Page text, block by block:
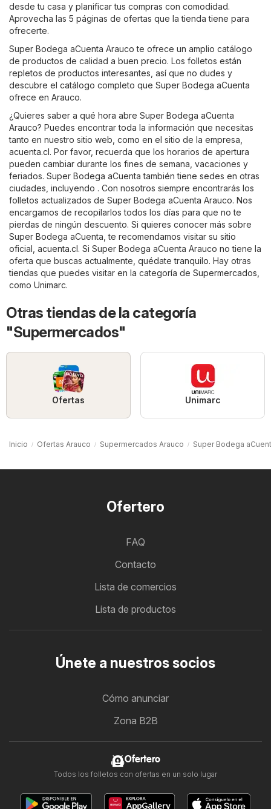
desde tu casa y planificar tus compras con comodidad.
Aprovecha las 5 páginas de ofertas que la tienda tiene para
ofrecerte.
Super Bodega aCuenta Arauco te ofrece un amplio catálogo
de productos de calidad a buen precio. Los folletos están
repletos de productos interesantes, así que no dudes y
descubre el catálogo completo que Super Bodega aCuenta
ofrece en Arauco.
¿Quieres saber a qué hora abre Super Bodega aCuenta
Arauco? Puedes encontrar toda la información que necesitas
tanto en nuestro sitio web, como en el sitio de la empresa,
acuenta.cl. Por favor, recuerda que los horarios de apertura
pueden cambiar durante los fines de semana, vacaciones y
feriados. Super Bodega aCuenta también tiene sedes en otras
ciudades, incluyendo . Con nosotros siempre encontrarás los
folletos actualizados de Super Bodega aCuenta Arauco. Nos
encargamos de recopilarlos todos los días para que no te
pierdas de ningún descuento. Si quieres conocer más sobre
Super Bodega aCuenta, te recomendamos visitar su sitio
oficial, acuenta.cl. Si Super Bodega aCuenta Arauco no tiene la
oferta que buscas actualmente, quédate tranquilo. Hay otras
tiendas que puedes visitar en la categoría de Supermercados
como Unimarc.
Otras tiendas de la categoría
"Supermercados"
Ofertas Unimarc
Inicio Ofertas Arauco Supermercados Arauco Super Bodega
Ofertero
FAQ
Contacto
Lista de comercios
Lista de productos
Únete a nuestros socios
Cómo anunciar
Zona B2B
Ofertero
Todos los folletos con ofertas en un solo lugar